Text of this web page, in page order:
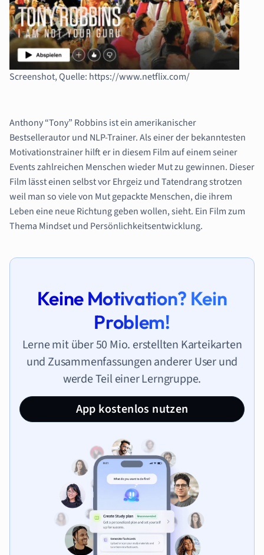
Screenshot, Quelle: https://www.netflix.com/
Anthony “Tony” Robbins ist ein amerikanischer
Bestsellerautor und NLP-Trainer. Als einerder bekanntesten
Motivationstrainer hilft er in diesem Film auf einem seiner
Eventszahlreichen Menschen wieder Mut zu gewinnen. Dieser
Film lässt einen selbst vor Ehrgeiz und Tatendrang strotzen
weil man so viele von Mut gepackte Menschen, die ihrem
Leben eine neue Richtung geben wollen, sieht. Ein Film zum
Thema Mindset und Persönlichkeitsentwicklung.
Keine Motivation? Kein
Problem!
Lerne mit über 50 Mio. erstellten Karteikarten
und Zusammenfassungen anderer User und
werde Teil einer Lerngruppe.
App kostenlos nutzen